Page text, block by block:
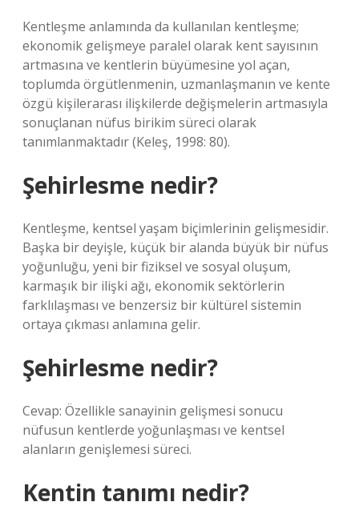
Kentleşme anlamında da kullanılan kentleşme;
ekonomik gelişmeye paralel olarak kent sayısının
artmasına ve kentlerin büyümesine yol açan,
toplumda örgütlenmenin, uzmanlaşmanın ve kente
özgü kişilerarası ilişkilerde değişmelerin artmasıyla
sonuçlanan nüfus birikim süreci olarak
tanımlanmaktadır (Keleş, 1998: 80).
Şehirlesme nedir?
Kentleşme, kentsel yaşam biçimlerinin gelişmesidir.
Başka bir deyişle, küçük bir alanda büyük bir nüfus
yoğunluğu, yeni bir fiziksel ve sosyal oluşum,
karmaşık bir ilişki ağı, ekonomik sektörlerin
farklılaşması ve benzersiz bir kültürel sistemin
ortaya çıkması anlamına gelir.
Şehirlesme nedir?
Cevap: Özellikle sanayinin gelişmesi sonucu
nüfusun kentlerde yoğunlaşması ve kentsel
alanların genişlemesi süreci.
Kentin tanımı nedir?